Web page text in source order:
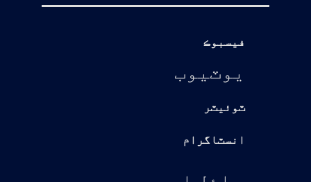
فيسبوڪ
يوٽيوب
ٽوئيٽر
انسٽاگرام